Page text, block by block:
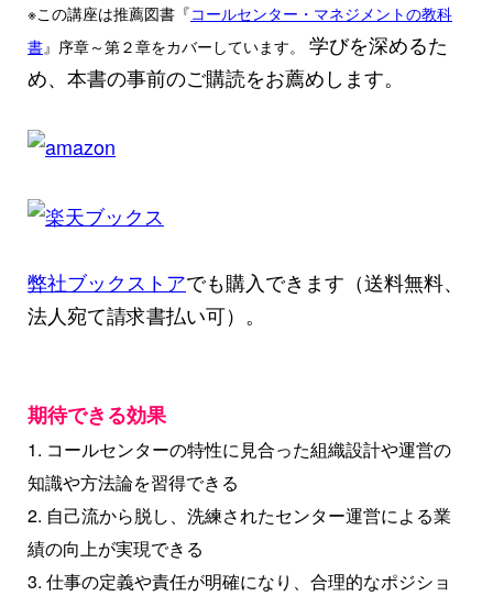
※この講座は推薦図書『コールセンター・マネジメントの教科
書』序章～第２章をカバーしています。 学びを深めるた
め、本書の事前のご購読をお薦めします。
弊社ブックストアでも購入できます（送料無料、
法人宛て請求書払い可）。
期待できる効果
1. コールセンターの特性に見合った組織設計や運営の
知識や方法論を習得できる
2. 自己流から脱し、洗練されたセンター運営による業
績の向上が実現できる
3. 仕事の定義や責任が明確になり、合理的なポジショ